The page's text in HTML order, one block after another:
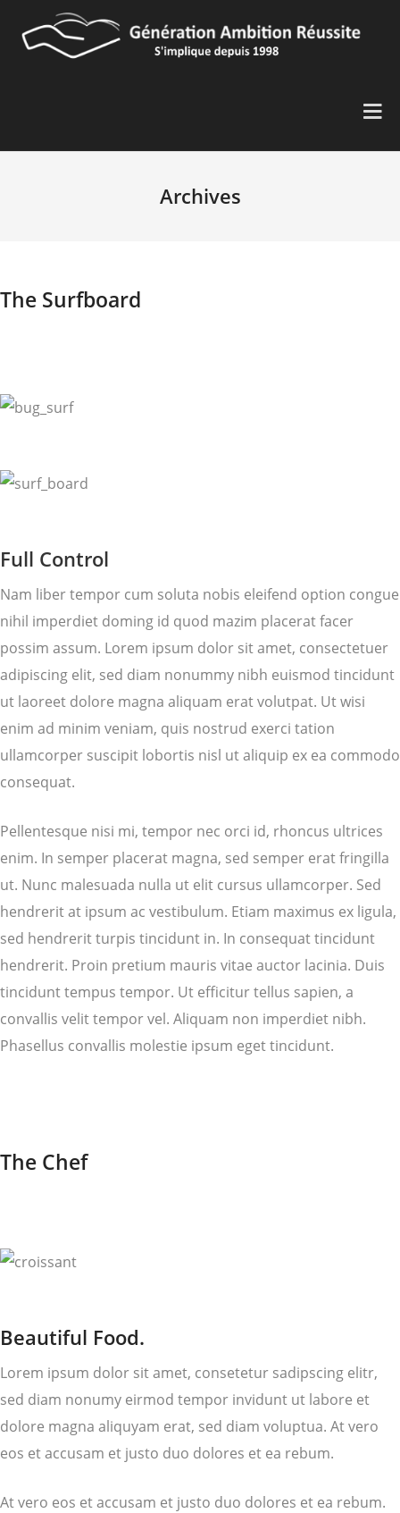
Archives
The Surfboard
Full Control
Nam liber tempor cum soluta nobis eleifend option congue
nihil imperdiet doming id quod mazim placerat facer
possim assum. Lorem ipsum dolor sit amet, consectetuer
adipiscing elit, sed diam nonummy nibh euismod tincidunt
ut laoreet dolore magna aliquam erat volutpat. Ut wisi
enim ad minim veniam, quis nostrud exerci tation
ullamcorper suscipit lobortis nisl ut aliquip ex ea commodo
consequat.
Pellentesque nisi mi, tempor nec orci id, rhoncus ultrices
enim. In semper placerat magna, sed semper erat fringilla
ut. Nunc malesuada nulla ut elit cursus ullamcorper. Sed
hendrerit at ipsum ac vestibulum. Etiam maximus ex ligula,
sed hendrerit turpis tincidunt in. In consequat tincidunt
hendrerit. Proin pretium mauris vitae auctor lacinia. Duis
tincidunt tempus tempor. Ut efficitur tellus sapien, a
convallis velit tempor vel. Aliquam non imperdiet nibh.
Phasellus convallis molestie ipsum eget tincidunt.
The Chef
Beautiful Food.
Lorem ipsum dolor sit amet, consetetur sadipscing elitr,
sed diam nonumy eirmod tempor invidunt ut labore et
dolore magna aliquyam erat, sed diam voluptua. At vero
eos et accusam et justo duo dolores et ea rebum.
At vero eos et accusam et justo duo dolores et ea rebum.